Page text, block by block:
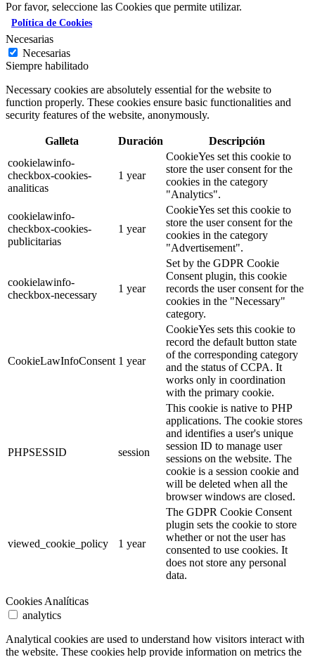
Por favor, seleccione las Cookies que permite utilizar.
Política de Cookies
Necesarias
Necesarias
Siempre habilitado
Necessary cookies are absolutely essential for the website to
function properly. These cookies ensure basic functionalities and
security features of the website, anonymously.
Galleta Duración
Descripción
cookielawinfo-
checkbox-cookies-
analiticas
1 year
CookieYes set this cookie to
store the user consent for the
cookies in the category
"Analytics".
cookielawinfo-
checkbox-cookies-
publicitarias
1 year
CookieYes set this cookie to
store the user consent for the
cookies in the category
"Advertisement".
cookielawinfo-
checkbox-necessary
1 year
Set by the GDPR Cookie
Consent plugin, this cookie
records the user consent for the
cookies in the "Necessary"
category.
CookieLawInfoConsent 1 year
CookieYes sets this cookie to
record the default button state
of the corresponding category
and the status of CCPA. It
works only in coordination
with the primary cookie.
PHPSESSID session
This cookie is native to PHP
applications. The cookie stores
and identifies a user's unique
session ID to manage user
sessions on the website. The
cookie is a session cookie and
will be deleted when all the
browser windows are closed.
viewed_cookie_policy 1 year
The GDPR Cookie Consent
plugin sets the cookie to store
whether or not the user has
consented to use cookies. It
does not store any personal
data.
Cookies Analíticas
analytics
Analytical cookies are used to understand how visitors interact with
the website. These cookies help provide information on metrics the